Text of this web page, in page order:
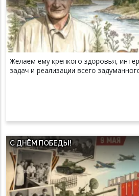
Желаем ему крепкого здоровья,
задач и реализации всего
С ДНЁМ ПОБЕДЫ!